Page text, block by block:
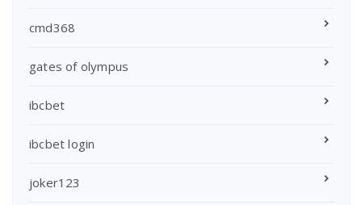
cmd368
gates of olympus
ibcbet
ibcbet login
joker123